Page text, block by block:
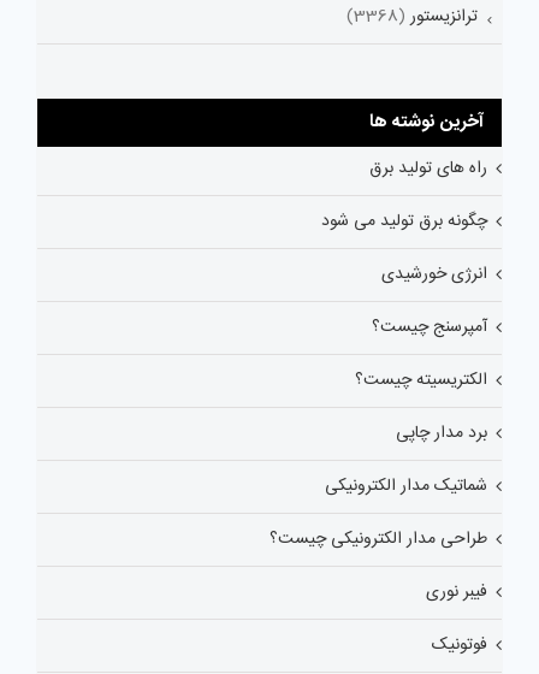
ترانزیستور (3368)
آخرین نوشته ها
راه های تولید برق
چگونه برق تولید می شود
انرژی خورشیدی
آمپرسنج چیست؟
الکتریسیته چیست؟
برد مدار چاپی
شماتیک مدار الکترونیکی
طراحی مدار الکترونیکی چیست؟
فیبر نوری
فوتونیک